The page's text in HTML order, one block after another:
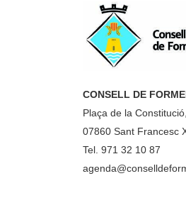
CONSELL DE
Plaça de la
07860 Sant Francesc
Tel. 971 32 10 87